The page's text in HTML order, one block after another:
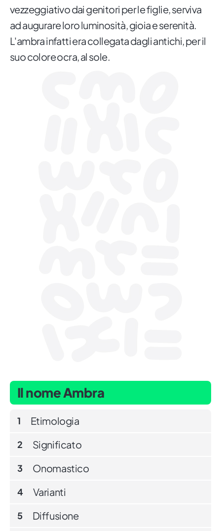
vezzeggiativo dai genitori per le figlie, serviva
ad augurare loro luminosità, gioia e serenità.
L'ambra infatti era collegata dagli antichi, per il
suo colore ocra, al sole.
Il nome Ambra
1 Etimologia
2 Significato
3 Onomastico
4 Varianti
5 Diffusione